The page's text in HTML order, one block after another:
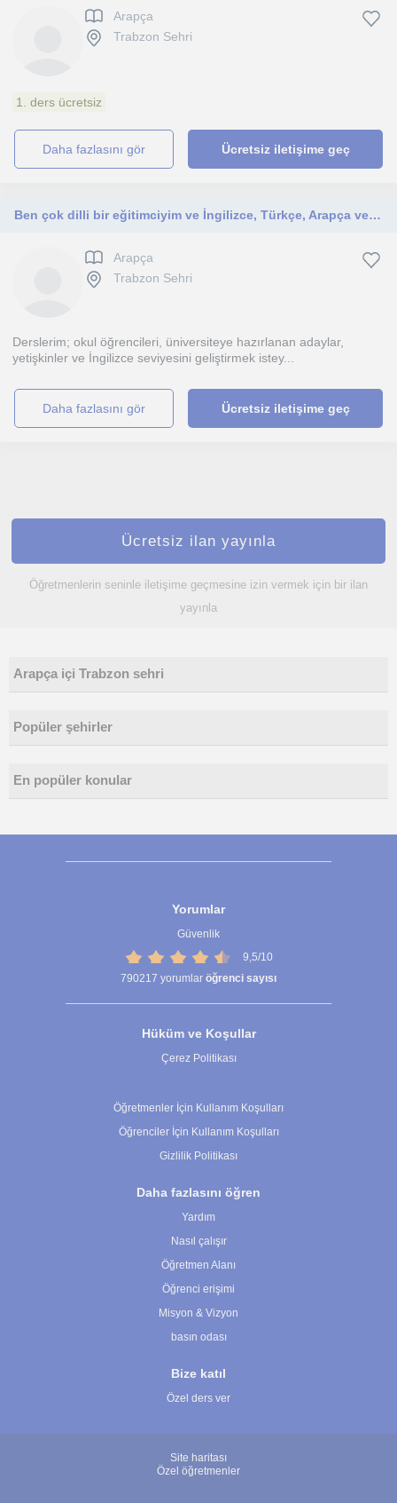
Arapça
Trabzon Sehri
1. ders ücretsiz
daha fazlasını gör Ücretsiz iletişime geç
Ben çok dilli bir eğitimciyim ve İngilizce, Türkçe, Arapça veUrduca dillerinde iletişim kurabiliyorum.
Arapça
Trabzon Sehri
Derslerim; okul öğrencileri, üniversiteye hazırlanan adaylar,
yetişkinler ve İngilizce seviyesini geliştirmek istey...
daha fazlasını gör Ücretsiz iletişime geç
Ücretsiz ilan yayınla
Öğretmenlerin seninle iletişime geçmesine izin vermek için bir ilan
yayınla
Arapça içi Trabzon sehri
Popüler şehirler
En popüler konular
Yorumlar
Güvenlik
9,5/10
790217 yorumlar öğrenci sayısı
Hüküm ve Koşullar
Çerez Politikası
Öğretmenler İçin Kullanım Koşulları
Öğrenciler İçin Kullanım Koşulları
Gizlilik Politikası
Daha fazlasını öğren
Yardım
Nasıl çalışır
Öğretmen Alanı
Öğrenci erişimi
Misyon & Vizyon
basın odası
Bize katıl
Özel ders ver
Site haritası
Özel öğretmenler